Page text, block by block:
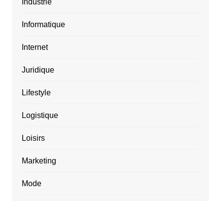
Informatique
Internet
Juridique
Lifestyle
Logistique
Loisirs
Marketing
Mode